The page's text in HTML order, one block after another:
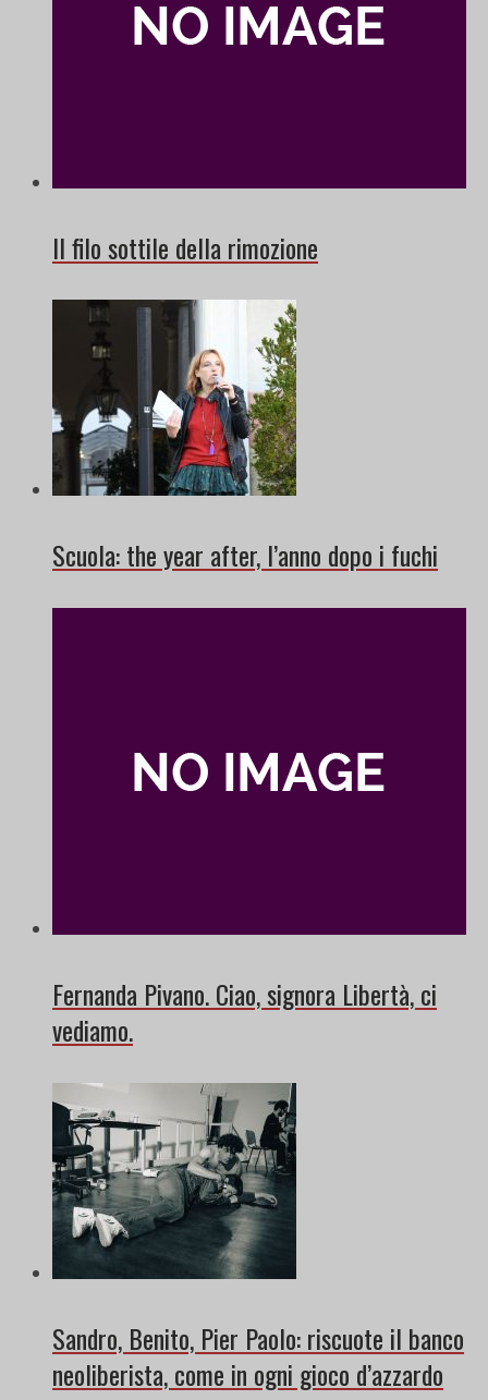
Il filo sottile della rimozione
Scuola: the year after, l’anno dopo i fuchi
Fernanda Pivano. Ciao, signora Libertà, ci
vediamo.
Sandro, Benito, Pier Paolo: riscuote il banco
neoliberista, come in ogni gioco d’azzardo